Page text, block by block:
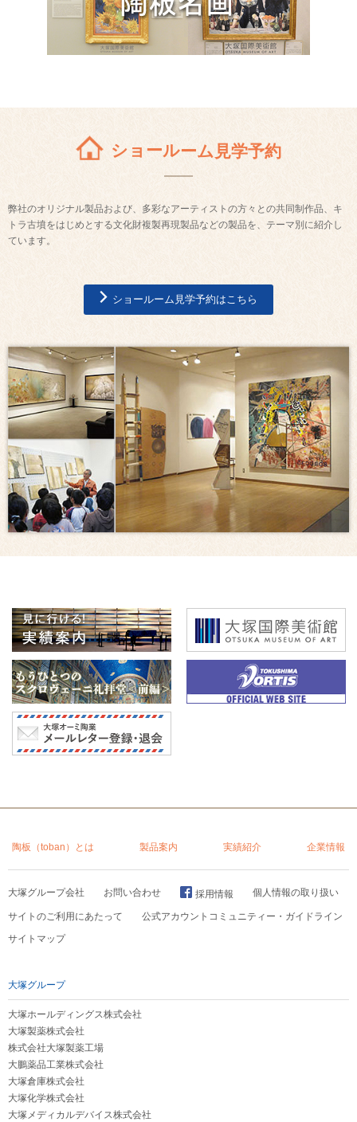
ショールーム見学予約
弊社のオリジナル製品および、多彩なアーティストの方々との共同制作品、キ
トラ古墳をはじめとする文化財複製再現製品などの製品を、テーマ別に紹介し
ています。
ショールーム見学予約はこちら
陶板（toban）とは 製品案内 実績紹介 企業情報
大塚グループ会社 お問い合わせ 採用情報 個人情報の取り扱い
サイトのご利用にあたって
公式アカウントコミュニティー・ガイドライン
サイトマップ
大塚グループ
大塚ホールディングス株式会社
大塚製薬株式会社
株式会社大塚製薬工場
大鵬薬品工業株式会社
大塚倉庫株式会社
大塚化学株式会社
大塚メディカルデバイス株式会社